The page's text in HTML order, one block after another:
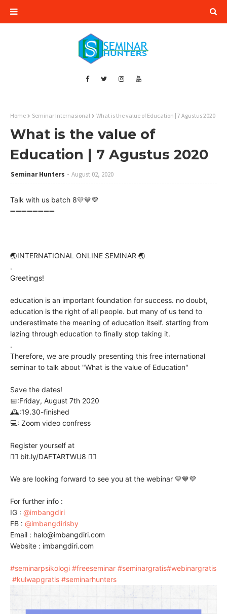
Home Seminar Internasional What is the value of Education | 7 Agustus 2020
What is the value of
Education | 7 Agustus 2020
Seminar Hunters August 02, 2020
Talk with us batch 8💛💙💜
➖➖➖➖➖➖➖➖
🌏INTERNATIONAL ONLINE SEMINAR 🌏
.
Greetings!
education is an important foundation for success. no doubt,
education is the right of all people. but many of us tend to
underestimate the meaning of education itself. starting from
lazing through education to finally stop taking it.
.
Therefore, we are proudly presenting this free international
seminar to talk about "What is the value of Education"
Save the dates!
📅:Friday, August 7th 2020
🕰:19.30-finished
💻: Zoom video confress
Register yourself at
👉🏻 bit.ly/DAFTARTWU8 👈🏻
We are looking forward to see you at the webinar 💛💙💜
For further info :
IG : @imbangdiri
FB : @imbangdirisby
Email : halo@imbangdiri.com
Website : imbangdiri.com
#seminarpsikologi #freeseminar #seminargratis#webinargratis
#kulwapgratis #seminarhunters